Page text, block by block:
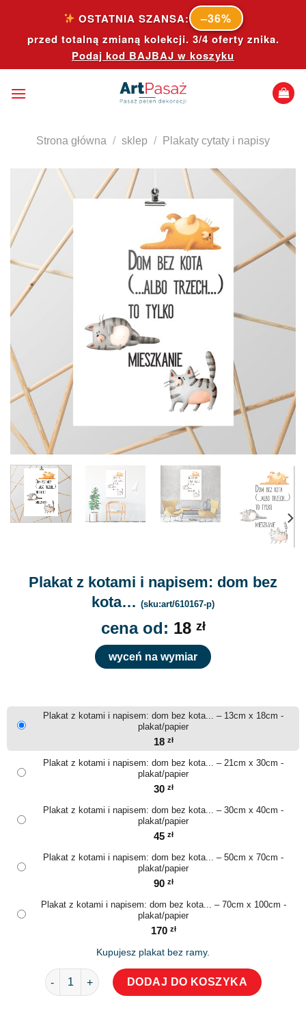
content
OSTATNIA SZANSA: –36%
przed totalną zmianą kolekcji. 3/4 oferty znika.
Podaj kod BAJBAJ w koszyku
Strona główna / sklep / Plakaty cytaty i napisy
Plakat z kotami i napisem: dom bez
kota… (sku:art/610167-p)
cena od: 18 zł
wyceń na wymiar
Plakat z kotami i napisem: dom bez kota... – 13cm x 18cm -
plakat/papier
18 zł
Plakat z kotami i napisem: dom bez kota... – 21cm x 30cm -
plakat/papier
30 zł
Plakat z kotami i napisem: dom bez kota... – 30cm x 40cm -
plakat/papier
45 zł
Plakat z kotami i napisem: dom bez kota... – 50cm x 70cm -
plakat/papier
90 zł
Plakat z kotami i napisem: dom bez kota... – 70cm x 100cm -
plakat/papier
170 zł
Kupujesz plakat bez ramy.
ilość Plakat z kotami i napisem: dom bez kota...
DODAJ DO KOSZYKA